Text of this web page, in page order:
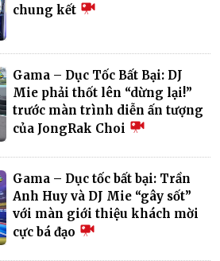
chung kết
Gama – Dục Tốc Bất Bại: DJ
Mie phải thốt lên “dừng lại!”
trước màn trình diễn ấn tượng
của JongRak Choi
Gama – Dục tốc bất bại: Trần
Anh Huy và DJ Mie “gây sốt”
với màn giới thiệu khách mời
cực bá đạo